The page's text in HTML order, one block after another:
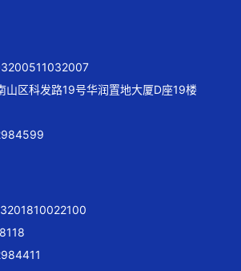
山区科发路19号华润置地大厦D座19楼